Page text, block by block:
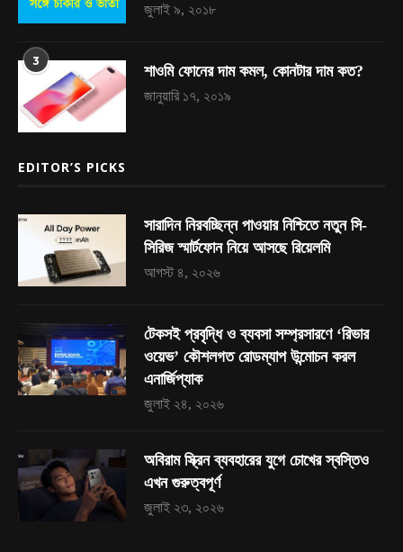
জুলাই ৯, ২০১৮
3
শাওমি ফোনের দাম কমল, কোনটার দাম কত?
জানুয়ারি ১৭, ২০১৯
EDITOR’S PICKS
সারাদিন নিরবচ্ছিন্ন পাওয়ার নিশ্চিতে নতুন সি-
সিরিজ স্মার্টফোন নিয়ে আসছে রিয়েলমি
আগস্ট ৪, ২০২৬
টেকসই প্রবৃদ্ধি ও ব্যবসা সম্প্রসারণে ‘রিভার
ওয়েভ’ কৌশলগত রোডম্যাপ উন্মোচন করল
এনার্জিপ্যাক
জুলাই ২৪, ২০২৬
অবিরাম স্ক্রিন ব্যবহারের যুগে চোখের স্বস্তিও
এখন গুরুত্বপূর্ণ
জুলাই ২৩, ২০২৬